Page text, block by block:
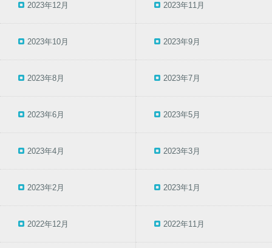
2023年12月 2023年11月
2023年10月 2023年9月
2023年8月 2023年7月
2023年6月 2023年5月
2023年4月 2023年3月
2023年2月 2023年1月
2022年12月 2022年11月